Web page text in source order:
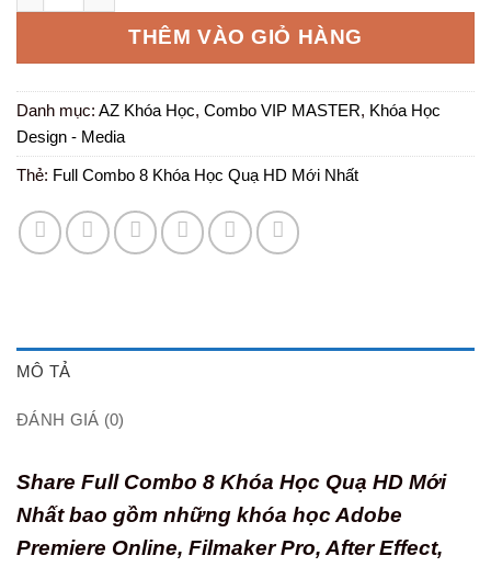
10.000.000 ₫.
là:
199.000
THÊM VÀO GIỎ HÀNG
Danh mục: AZ Khóa Học, Combo VIP MASTER, Khóa Học
Design - Media
Thẻ: Full Combo 8 Khóa Học Quạ HD Mới Nhất
MÔ TẢ
ĐÁNH GIÁ (0)
Share Full Combo 8 Khóa Học Quạ HD Mới
Nhất bao gồm những khóa học Adobe
Premiere Online, Filmaker Pro, After Effect,